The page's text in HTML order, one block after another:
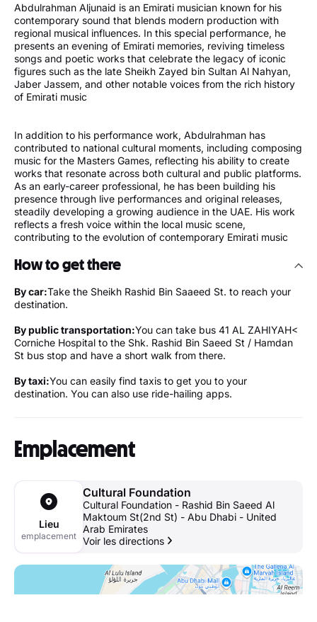
Abdulrahman Aljunaid is an Emirati musician known for his
contemporary sound that blends modern production with
regional musical influences. In this special performance, he
presents an evening of Emirati memories, reviving timeless
songs and poetic works that celebrate the legacy of iconic
figures such as the late Sheikh Zayed bin Sultan Al Nahyan,
Jaber Jassem, and other notable voices from the rich history
of Emirati music
In addition to his performance work, Abdulrahman has
contributed to national cultural moments, including composing
music for the Masters Games, reflecting his ability to create
works that resonate across both cultural and public platforms.
As an early-career professional, he has been building his
presence through live performances and original releases,
steadily developing a growing audience in the UAE. His work
reflects a fresh voice within the local music scene,
contributing to the evolution of contemporary Emirati music
How to get there
By car:Take the Sheikh Rashid Bin Saaeed St. to reach your
destination.
By public transportation:You can take bus 41 AL ZAHIYAH<
Corniche Hospital to the Shk. Rashid Bin Saeed St / Hamdan
St bus stop and have a short walk from there.
By taxi:You can easily find taxis to get you to your
destination. You can also use ride-hailing apps.
Emplacement
Lieu
emplacement
Cultural Foundation
Cultural Foundation - Rashid Bin Saeed Al
Maktoum St(2nd St) - Abu Dhabi - United
Arab Emirates
Voir les directions